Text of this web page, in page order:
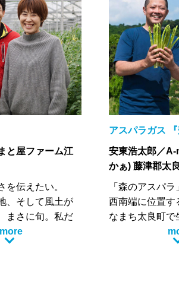
と屋ファーム江
を伝えたい。
、そして風土が
まさに旬。私だ
美味しさがあり
、この場所でし
more
アスパラガス
安東浩太郎／
かぁ) 藤津郡太
「森のアスパ
西南端に位置す
なまち太良町で
くて、やわら
しい、まるで